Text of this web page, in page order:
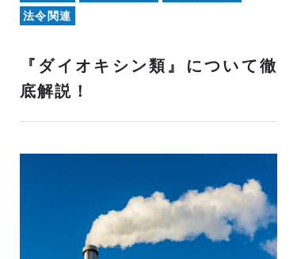
法令関連
『ダイオキシン類』について徹
底解説！